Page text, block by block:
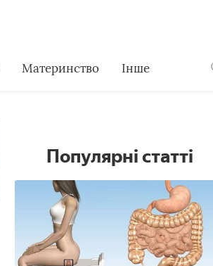
Материнство Інше
Популярні статті